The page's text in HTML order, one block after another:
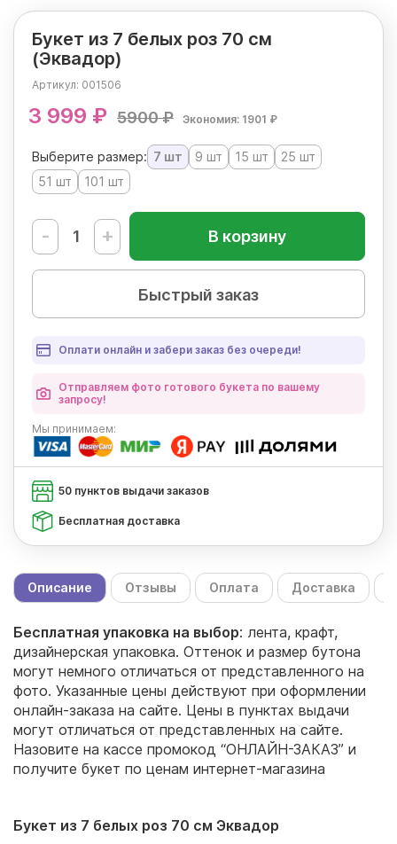
Букет из 7 белых роз 70 см
(Эквадор)
Артикул: 001506
3 999 ₽ 5900 ₽ Экономия: 1901 ₽
Выберите размер: 7 шт 9 шт 15 шт
25 шт
51 шт
101 шт
- + В корзину
Быстрый заказ
Оплати онлайн и забери заказ без очереди!
Отправляем фото готового букета по вашему
запросу!
Мы принимаем:
50 пунктов выдачи заказов
Бесплатная доставка
Описание Отзывы Оплата Доставка
Бесплатная упаковка на выбор: лента, крафт,
дизайнерская упаковка. Оттенок и размер бутона
могут немного отличаться от представленного на
фото. Указанные цены действуют при оформлении
онлайн-заказа на сайте. Цены в пунктах выдачи
могут отличаться от представленных на сайте.
Назовите на кассе промокод “ОНЛАЙН-ЗАКАЗ” и
получите букет по ценам интернет-магазина
Букет из 7 белых роз 70 см Эквадор